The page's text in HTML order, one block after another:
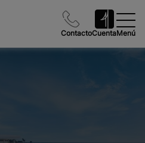
ContactoCuentaMenú